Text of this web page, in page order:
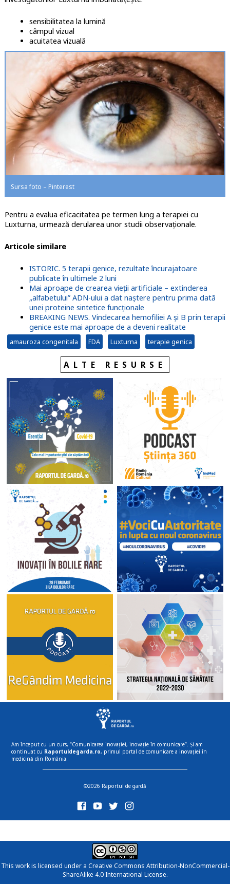
sensibilitatea la lumină
câmpul vizual
acuitatea vizuală
Sursa foto – Pinterest
Pentru a evalua eficacitatea pe termen lung a terapiei cu
Luxturna, urmează derularea unor studii observaționale.
Articole similare
ISTORIC. 5 terapii genice, rezultate încurajatoare
publicate în ultimele 2 luni
Mai aproape de crearea vieții artificiale – extinderea
„alfabetului” ADN-ului a dat naștere pentru prima dată
unei proteine sintetice funcționale
BREAKING NEWS. Vindecarea hemofiliei A și B prin terapii
genice este mai aproape de a deveni realitate
amauroza congenitala FDA Luxturna terapie genica
ALTE RESURSE
Am început cu un curs, “Comunicarea inovației, inovație în comunicare”. Și am
continuat cu Raportuldegarda.ro, primul portal de comunicare a inovației în
medicină din România.
©2026 Raportul de gardă
This work is licensed under a Creative Commons Attribution-NonCommercial-
ShareAlike 4.0 International License.